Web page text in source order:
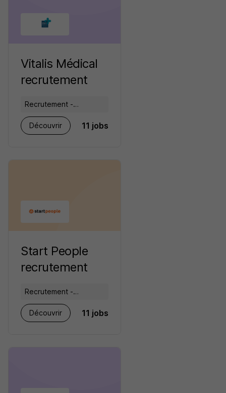
Vitalis Médical
recrutement
Recrutement -
Placement - Conseils
RH
Découvrir 11 jobs
Start People
recrutement
Recrutement -
Placement - Conseils
RH
Découvrir 11 jobs